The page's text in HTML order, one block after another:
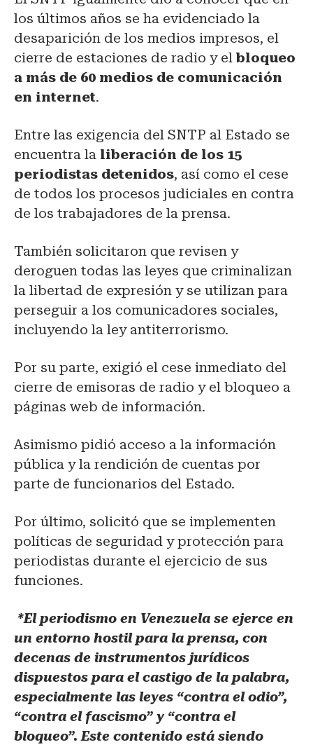
los últimos años se ha evidenciado la
desaparición de los medios impresos, el
cierre de estaciones de radio y el bloqueo
a más de 60 medios de comunicación
en internet.
Entre las exigencia del SNTP al Estado se
encuentra la liberación de los 15
periodistas detenidos, así como el cese
de todos los procesos judiciales en contra
de los trabajadores de la prensa.
También solicitaron que revisen y
deroguen todas las leyes que criminalizan
la libertad de expresión y se utilizan para
perseguir a los comunicadores sociales,
incluyendo la ley antiterrorismo.
Por su parte, exigió el cese inmediato del
cierre de emisoras de radio y el bloqueo a
páginas web de información.
Asimismo pidió acceso a la información
pública y la rendición de cuentas por
parte de funcionarios del Estado.
Por último, solicitó que se implementen
políticas de seguridad y protección para
periodistas durante el ejercicio de sus
funciones.
*El periodismo en Venezuela se ejerce en
un entorno hostil para la prensa, con
decenas de instrumentos jurídicos
dispuestos para el castigo de la palabra,
especialmente las leyes “contra el odio”,
“contra el fascismo” y “contra el
bloqueo”. Este contenido está siendo